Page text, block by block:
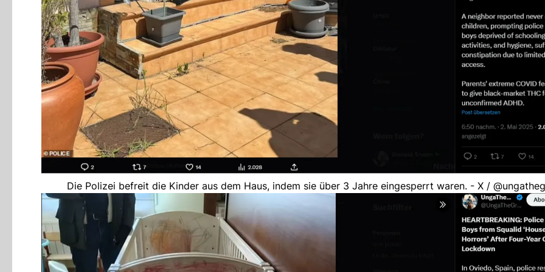
Die Polizei befreit die Kinder aus dem Haus, indem sie über 3 Jahre eingesperrt waren. - X /